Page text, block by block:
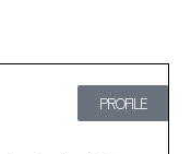
PROFILE